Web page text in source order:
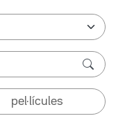
pel·lícules